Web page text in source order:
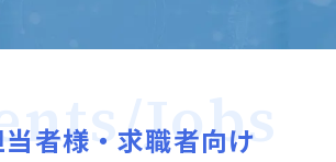
者様・求職者向け
Jobs